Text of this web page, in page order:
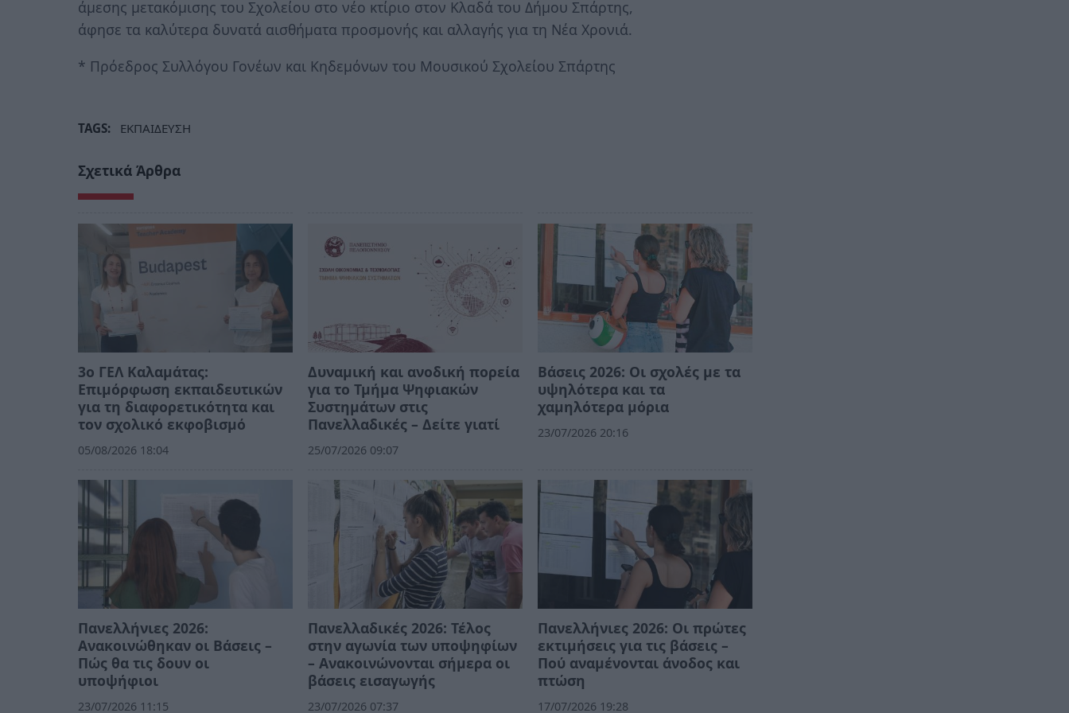
άμεσης μετακόμισης του Σχολείου στο νέο κτίριο στον Κλαδά του Δήμου Σπάρτης,
άφησε τα καλύτερα δυνατά αισθήματα προσμονής και αλλαγής για τη Νέα Χρονιά.
* Πρόεδρος Συλλόγου Γονέων και Κηδεμόνων του Μουσικού Σχολείου Σπάρτης
TAGS: ΕΚΠΑΙΔΕΥΣΗ
Σχετικά Άρθρα
3ο ΓΕΛ Καλαμάτας:
Επιμόρφωση εκπαιδευτικών
για τη διαφορετικότητα και
τον σχολικό εκφοβισμό
05/08/2026 18:04
Δυναμική και ανοδική πορεία
για το Τμήμα Ψηφιακών
Συστημάτων στις
Πανελλαδικές – Δείτε γιατί
25/07/2026 09:07
Βάσεις 2026: Οι σχολές με τα
υψηλότερα και τα
χαμηλότερα μόρια
23/07/2026 20:16
Πανελλήνιες 2026:
Ανακοινώθηκαν οι Βάσεις –
Πώς θα τις δουν οι
υποψήφιοι
23/07/2026 11:15
Πανελλαδικές 2026: Τέλος
στην αγωνία των υποψηφίων
– Ανακοινώνονται σήμερα οι
βάσεις εισαγωγής
23/07/2026 07:37
Πανελλήνιες 2026: Οι πρώτες
εκτιμήσεις για τις βάσεις –
Πού αναμένονται άνοδος και
πτώση
17/07/2026 19:28